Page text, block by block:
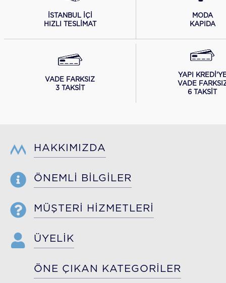
İSTANBUL İÇİ
HIZLI TESLİMAT
MODA
KAPIDA
VADE FARKSIZ
3 TAKSİT
YAPI
VADE
6 TAKSİT
HAKKIMIZDA
ÖNEMLİ BİLGİLER
MÜŞTERİ HİZMETLERİ
ÜYELİK
ÖNE ÇIKAN KATEGORİLER